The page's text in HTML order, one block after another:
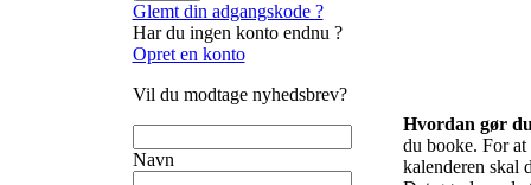
Glemt din adgangskode ?
Har du ingen konto endnu ?
Opret en konto
Vil du modtage nyhedsbrev?
Navn
Hvordan gør
du booke. For
kalenderen skal